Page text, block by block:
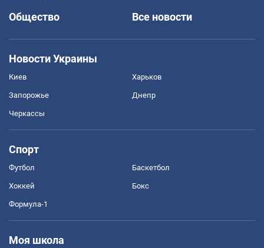
Общество
Все новости
Новости Украины
Киев Харьков
Запорожье Днепр
Черкассы
Спорт
Футбол Баскетбол
Хоккей Бокс
Формула-1
Моя школа